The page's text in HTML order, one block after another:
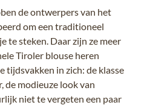
de ontwerpers van het
om een traditioneel
te steken. Daar zijn ze meer
Tiroler blouse heren
tijdsvakken in zich: de klasse
de modieuze look van
niet te vergeten een paar